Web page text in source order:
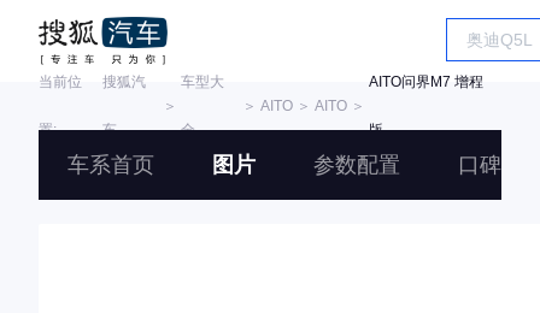
当前位
置:
搜狐汽
车
＞
车型大
全
＞ AITO＞ AITO＞
AITO问界M7 增程
版
车系首页 图片 参数配置 口碑